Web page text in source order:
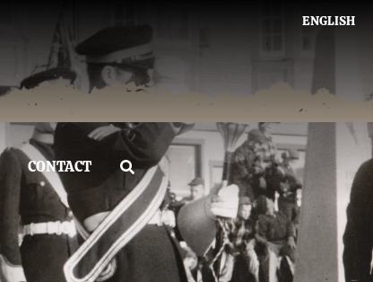
ENGLISH
CONTACT